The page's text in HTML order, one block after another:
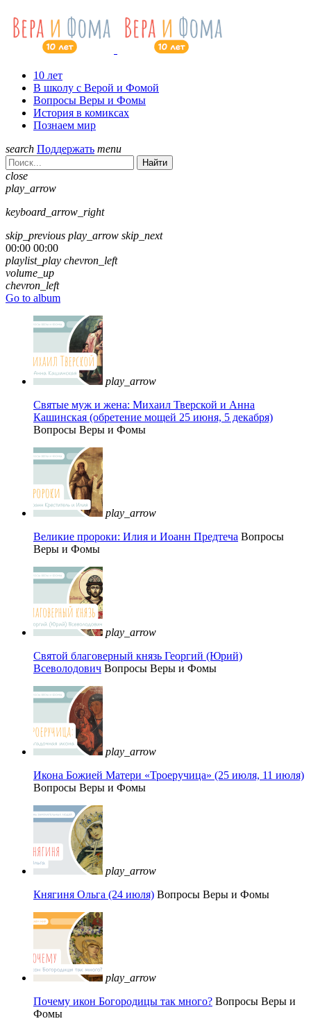
10 лет
В школу с Верой и Фомой
Вопросы Веры и Фомы
История в комиксах
Познаем мир
search Поддержать menu
Найти
close
play_arrow
keyboard_arrow_right
skip_previous play_arrow skip_next
00:00 00:00
playlist_play chevron_left
volume_up
chevron_left
Go to album
play_arrow
Святые муж и жена: Михаил Тверской и Анна
Кашинская (обретение мощей 25 июня, 5 декабря)
Вопросы Веры и Фомы
play_arrow
Великие пророки: Илия и Иоанн Предтеча Вопросы
Веры и Фомы
play_arrow
Святой благоверный князь Георгий (Юрий)
Всеволодович Вопросы Веры и Фомы
play_arrow
Икона Божией Матери «Троеручица» (25 июля, 11 июля)
Вопросы Веры и Фомы
play_arrow
Княгиня Ольга (24 июля) Вопросы Веры и Фомы
play_arrow
Почему икон Богородицы так много? Вопросы Веры и
Фомы